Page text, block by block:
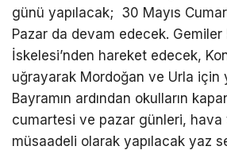
günü yapılacak; 30 Mayıs
Pazar da devam edecek. Gemiler
İskelesi’nden hareket edecek,
uğrayarak Mordoğan ve Urla için
Bayramın ardından okulların
cumartesi ve pazar günleri, hava
müsaadeli olarak yapılacak yaz